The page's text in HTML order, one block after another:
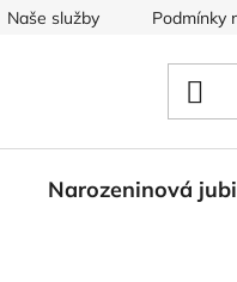
Naše služby Podmínky
Narozeninová